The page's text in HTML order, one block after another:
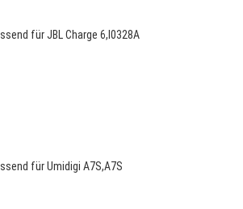
für JBL Charge 6,I0328A
für Umidigi A7S,A7S